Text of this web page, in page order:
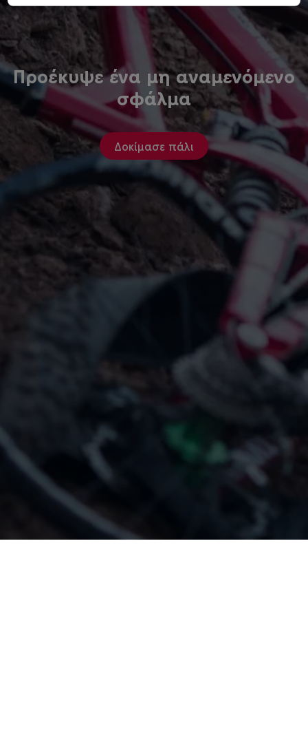
Προέκυψε ένα μη αναμενόμενο
σφάλμα
Δοκίμασε πάλι